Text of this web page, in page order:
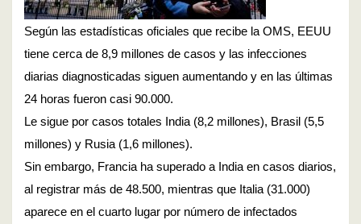
Según las estadísticas oficiales que recibe la OMS, EEUU
tiene cerca de 8,9 millones de casos y las infecciones
diarias diagnosticadas siguen aumentando y en las últimas
24 horas fueron casi 90.000.
Le sigue por casos totales India (8,2 millones), Brasil (5,5
millones) y Rusia (1,6 millones).
Sin embargo, Francia ha superado a India en casos diarios,
al registrar más de 48.500, mientras que Italia (31.000)
aparece en el cuarto lugar por número de infectados